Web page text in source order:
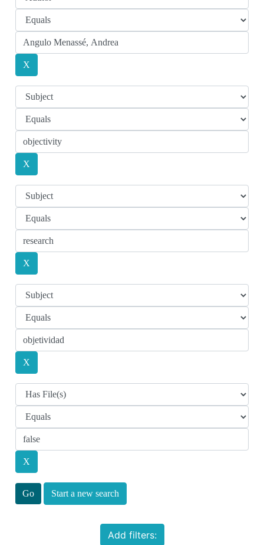
Start a new search
Add filters: